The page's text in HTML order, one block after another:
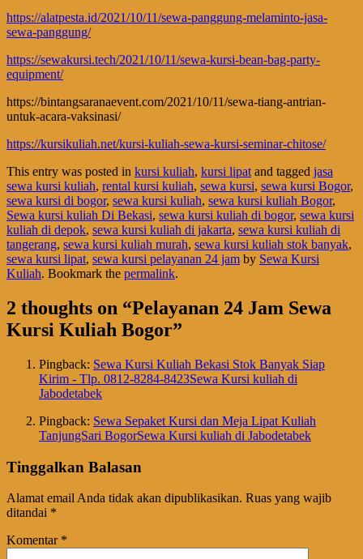
https://alatpesta.id/2021/10/11/sewa-panggung-melaminto-jasa-
sewa-panggung/
https://sewakursi.tech/2021/10/11/sewa-kursi-bean-bag-party-
equipment/
https://bintangsaranaevent.com/2021/10/11/sewa-tiang-antrian-
untuk-acara-vaksinasi/
https://kursikuliah.net/kursi-kuliah-sewa-kursi-seminar-chitose/
This entry was posted in kursi kuliah, kursi lipat and tagged jasa
sewa kursi kuliah, rental kursi kuliah, sewa kursi, sewa kursi Bogor,
sewa kursi di bogor, sewa kursi kuliah, sewa kursi kuliah Bogor,
Sewa kursi kuliah Di Bekasi, sewa kursi kuliah di bogor, sewa kursi
kuliah di depok, sewa kursi kuliah di jakarta, sewa kursi kuliah di
tangerang, sewa kursi kuliah murah, sewa kursi kuliah stok banyak,
sewa kursi lipat, sewa kursi pelayanan 24 jam by Sewa Kursi
Kuliah. Bookmark the permalink.
2 thoughts on “Pelayanan 24 Jam Sewa
Kursi Kuliah Bogor”
Pingback: Sewa Kursi Kuliah Bekasi Stok Banyak Siap
Kirim - Tlp. 0812-8284-8423Sewa Kursi kuliah di
Jabodetabek
Pingback: Sewa Sepaket Kursi dan Meja Lipat Kuliah
TanjungSari BogorSewa Kursi kuliah di Jabodetabek
Tinggalkan Balasan
Alamat email Anda tidak akan dipublikasikan. Ruas yang wajib
ditandai *
Komentar *